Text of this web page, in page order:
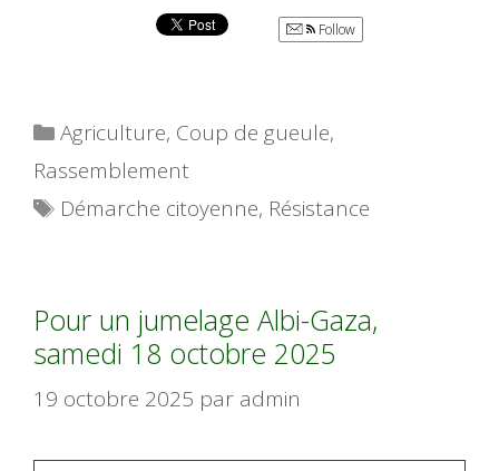
Follow
Catégories
Agriculture, Coup de gueule,
Rassemblement
Étiquettes
Démarche citoyenne, Résistance
Pour un jumelage Albi-Gaza,
samedi 18 octobre 2025
19 octobre 2025 par admin